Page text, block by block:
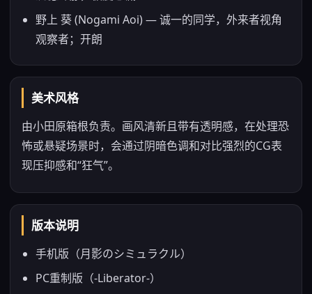
野上 葵 (Nogami Aoi) — 诚一的同学，外来者视角
观察者；开朗
美术风格
由小田原箱根负责。画风清新且带有透明感，在处理恐
怖或悬疑场景时，会通过阴暗色调和对比强烈的CG表
现压抑感和“狂气”。
版本说明
手机版（月影のシミュラクル）
PC重制版（-Liberator-）